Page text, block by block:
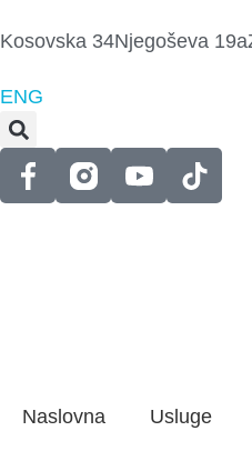
Kosovska 34Njegoševa 19a
ENG
Naslovna Usluge